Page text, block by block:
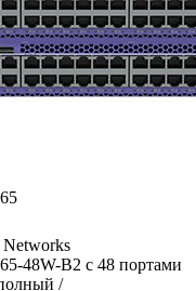
48W-B2 с 48 портами
/